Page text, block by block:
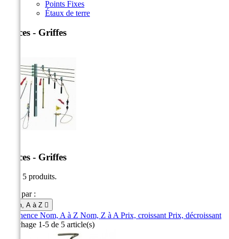
Points Fixes
Étaux de terre
Pinces - Griffes
Pinces - Griffes
Il y a 5 produits.
Trier par :
Nom, A à Z 
Pertinence Nom, A à Z Nom, Z à APrix, croissantPrix, décroissant
Affichage 1-5 de 5 article(s)